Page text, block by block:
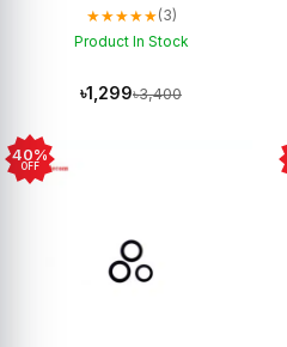
★★★★★(3)
Product In Stock
৳1,299৳3,400
40%
OFF